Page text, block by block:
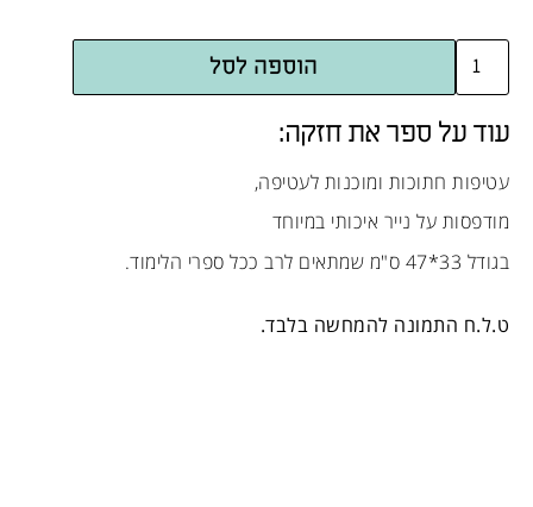
הוספה לסל
עוד על ספר את חזקה:
עטיפות חתוכות ומוכנות לעטיפה,
מודפסות על נייר איכותי במיוחד
בגודל 33*47 ס"מ שמתאים לרב ככל ספרי הלימוד.
ט.ל.ח התמונה להמחשה בלבד.